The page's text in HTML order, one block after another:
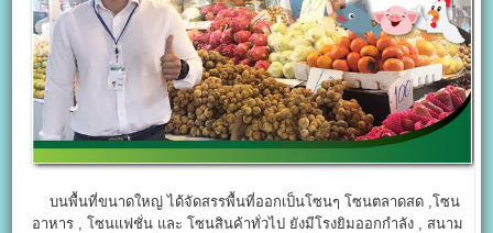
บนพื้นที่ขนาดใหญ่ ได้จัดสรรพื้นที่ออกเป็นโซนๆ โซนตลาดสด ,โซน
อาหาร , โซนแฟชั่น และ โซนสินค้าทั่วไป ยังมีโรงยิมออกกำลัง , สนาม